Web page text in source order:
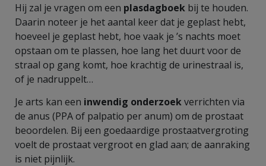
Hij zal je vragen om een plasdagboek bij te houden.
Daarin noteer je het aantal keer dat je geplast hebt,
hoeveel je geplast hebt, hoe vaak je ’s nachts moet
opstaan om te plassen, hoe lang het duurt voor de
straal op gang komt, hoe krachtig de urinestraal is,
of je nadruppelt…
Je arts kan een inwendig onderzoekverrichten via
de anus (PPA of palpatio per anum) om de prostaat
beoordelen. Bij een goedaardige prostaatvergroting
voelt de prostaat vergroot en glad aan; de aanraking
is niet pijnlijk.